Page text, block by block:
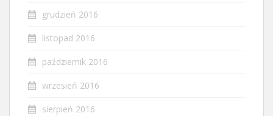
grudzień 2016
listopad 2016
październik 2016
wrzesień 2016
sierpień 2016